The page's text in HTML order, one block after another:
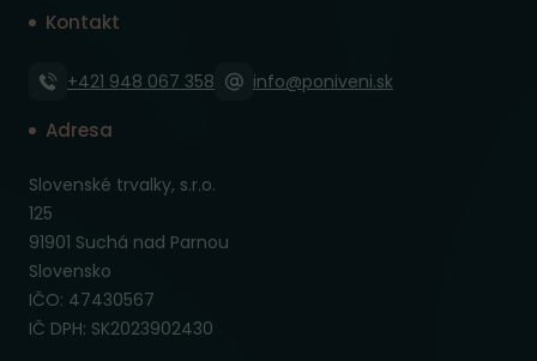
Kontakt
+421 948 067 358 info@poniveni.sk
Adresa
Slovenské trvalky, s.r.o.
125
91901 Suchá nad Parnou
Slovensko
IČO: 47430567
IČ DPH: SK2023902430